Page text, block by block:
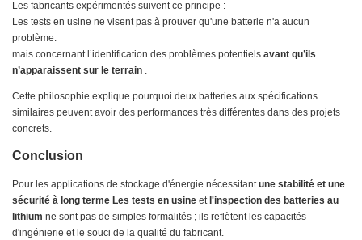
Les fabricants expérimentés suivent ce principe :
Les tests en usine ne visent pas à prouver qu'une batterie n'a aucun
problème.
mais concernant l’identification des problèmes potentiels avant qu’ils
n’apparaissent sur le terrain .
Cette philosophie explique pourquoi deux batteries aux spécifications
similaires peuvent avoir des performances très différentes dans des projets
concrets.
Conclusion
Pour les applications de stockage d'énergie nécessitantune stabilité et une
sécurité à long terme Les tests en usine et l'inspection des batteries au
lithium ne sont pas de simples formalités ; ils reflètent les capacités
d'ingénierie et le souci de la qualité du fabricant.